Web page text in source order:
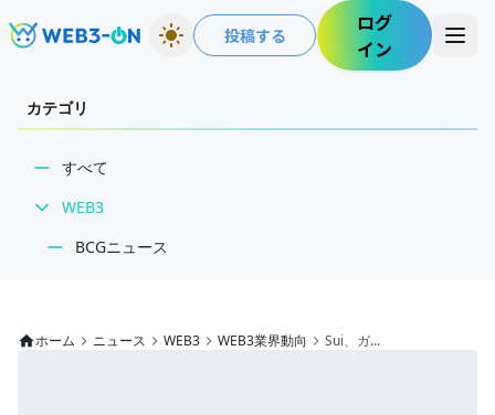
投稿する
ログ
イン
カテゴリ
すべて
WEB3
BCGニュース
ホーム ニュース WEB3 WEB3業界動向 Sui、ガ...